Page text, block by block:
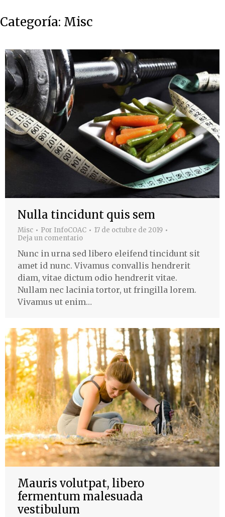
Categoría: Misc
Nulla tincidunt quis sem
Misc Por InfoCOAC
17 de octubre de 2019
Deja un comentario
Nunc in urna sed libero eleifend tincidunt sit
amet id nunc. Vivamus convallis hendrerit
diam, vitae dictum odio hendrerit vitae.
Nullam nec lacinia tortor, ut fringilla lorem.
Vivamus ut enim…
Mauris volutpat, libero
fermentum malesuada
vestibulum